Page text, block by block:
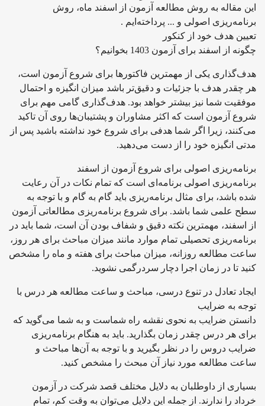
این مقاله به روش مطالعه آزمون از اسفند ماه، روش
برنامه‌ریزی اصولی و ... پرداخته‌ایم .
تعیین هدف خود از کنکور
چگونه از اسفند برای آزمون 1403 بخوانیم؟
هدف‌گذاری یکی از مهمترین فاکتورها برای شروع آزمون است،
هر چقدر هدف با جزئیات و دقیق‌تر باشد میزان انگیزه و احتمال
موفقیت شما نیز بیشتر خواهد بود. هدف‌گذاری گامی مهم برای
شروع آزمون است که اکثر مشاوران و پشتیبان‌ها روی آن تاکید
می‌کنند، زیرا اگر شما هدفی برای شروع خود نداشته باشید پس از
مدتی انگیزه خود را از دست می‌دهید.
برنامه‌ریزی اصولی برای شروع آزمون از اسفند
برنامه‌ریزی اصولی برنامه‌ای است که تمام نکات در آن رعایت
شده باشد، برای مثال برنامه‌ریزی باید گام به گام و با توجه به
سطح علمی شما باشد. برای شروع برنامه‌ریزی مطالعاتی آزمون
از اسفند، مهمترین نکته دقیق و شفاف بودن آن است، شما باید در
برنامه‌ریزی تحصیلی تمام موارد مانند میزان مباحث برای هر روز،
ساعت مطالعه روزانه، میزان مباحث برای هفته و ماه را مشخص
کنید تا در زمان اجرا دچار سردرگمی نشوید.
ایجاد تعادل در تنوع درسی، مباحث و ساعت مطالعه هر درس با
توجه به ضرایب
دانستن ضرایب به نحوی نقشه راه شماست و به شما می‌گوید که
برای هر درس چقدر زمان بگذارید. باید به هنگام برنامه‌ریزی
ضرایب دروس را در نظر بگیرید و با توجه به آن‌ها مباحث و
ساعت مطالعه مورد نیاز آن مبحث را مشخص کنید.
بسیاری از داوطلبان به دلایل مختلف قصد شرکت در آزمون
خرداد را ندارند. از جمله این دلایل می‌توان به وقت کم، تمام